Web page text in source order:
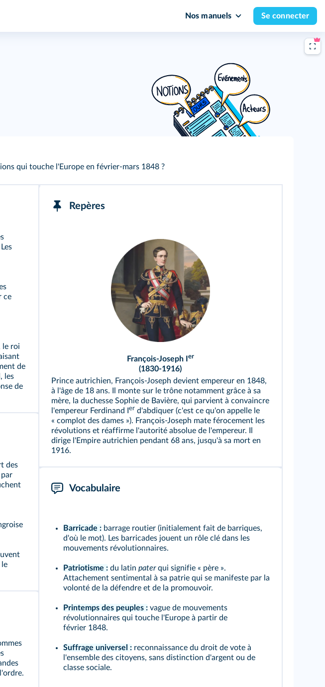
Nos manuels Se connecter
qui touche l'Europe en février‑mars 1848 ?
ce
le roi
de
les
de
des
le
Repères
François-Joseph I er
(1830-1916)
Prince autrichien, François-Joseph devient empereur en 1848,
à l'âge de 18 ans. Il monte sur le trône notamment grâce à sa
mère, la duchesse Sophie de Bavière, qui parvient à convaincre
l'empereur Ferdinand I
er d'abdiquer (c'est ce qu'on appelle le
« complot des dames »). François-Joseph mate férocement les
révolutions et réaffirme l'autorité absolue de l'empereur. Il
dirige l'Empire autrichien pendant 68 ans, jusqu'à sa mort en
1916.
Vocabulaire
Barricade :barrage routier (initialement fait de barriques,
d'où le mot). Les barricades jouent un rôle clé dans les
mouvements révolutionnaires.
Patriotisme :du latin paterqui signifie « père ».
Attachement sentimental à sa patrie qui se manifeste par la
volonté de la défendre et de la promouvoir.
Printemps des peuples :vague de mouvements
révolutionnaires qui touche l'Europe à partir de
février 1848.
Suffrage universel :reconnaissance du droit de vote à
l'ensemble des citoyens, sans distinction d'argent ou de
classe sociale.